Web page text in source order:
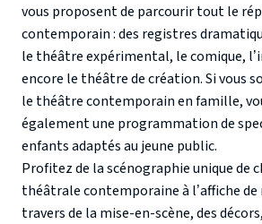
vous proposent de parcourir tout le
contemporain : des registres
le théâtre expérimental, le comique,
encore le théâtre de création. Si vous
le théâtre contemporain en famille,
également une programmation de
enfants adaptés au jeune public.
Profitez de la scénographie unique de
théâtrale contemporaine à l’affiche
travers de la mise-en-scène, des